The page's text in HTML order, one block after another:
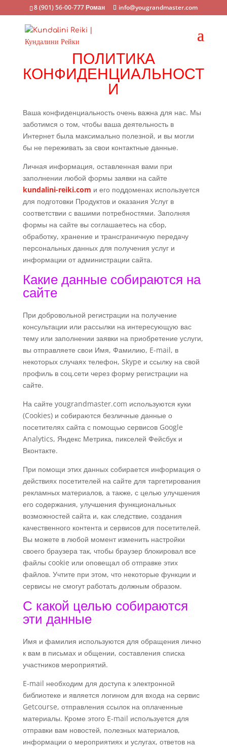
8 (901) 56-00-777 Роман info@yougrandmaster.com
ПОЛИТИКА
КОНФИДЕНЦИАЛЬНОСТ
И
Ваша конфиденциальность очень важна для нас. Мы
заботимся о том, чтобы ваша деятельность в
Интернет была максимально полезной, и вы могли
бы не переживать за свои контактные данные.
Личная информация, оставленная вами при
заполнении любой формы заявки на сайте
kundalini-reiki.com и его поддоменах используется
для подготовки Продуктов и оказания Услуг в
соответствии с вашими потребностями. Заполняя
формы на сайте вы соглашаетесь на сбор,
обработку, хранение и трансграничную передачу
персональных данных для получения услуг и
информации от администрации сайта.
Какие данные собираются на
сайте
При добровольной регистрации на получение
консультации или рассылки на интересующую вас
тему или заполнении заявки на приобретение услуги,
вы отправляете свои Имя, Фамилию, E-mail, в
некоторых случаях телефон, Skype и ссылку на свой
профиль в соц.сети через форму регистрации на
сайте.
На сайте yougrandmaster.com используются куки
(Cookies) и собираются безличные данные о
посетителях сайта с помощью сервисов Google
Analytics, Яндекс Метрика, пикселей Фейсбук и
Вконтакте.
При помощи этих данных собирается информация о
действиях посетителей на сайте для таргетирования
рекламных материалов, а также, с целью улучшения
его содержания, улучшения функциональных
возможностей сайта и, как следствие, создания
качественного контента и сервисов для посетителей.
Вы можете в любой момент изменить настройки
своего браузера так, чтобы браузер блокировал все
файлы cookie или оповещал об отправке этих
файлов. Учтите при этом, что некоторые функции и
сервисы не смогут работать должным образом.
С какой целью собираются
эти данные
Имя и фамилия используются для обращения лично
к вам в письмах и общении, составления списка
участников мероприятий.
E-mail необходим для доступа к электронной
библиотеке и является логином для входа на сервис
Getcourse, отправления ссылок на оплаченные
материалы. Кроме этого E-mail используется для
отправки вам новостей, полезных материалов,
информации о мероприятиях и услугах, ответов на